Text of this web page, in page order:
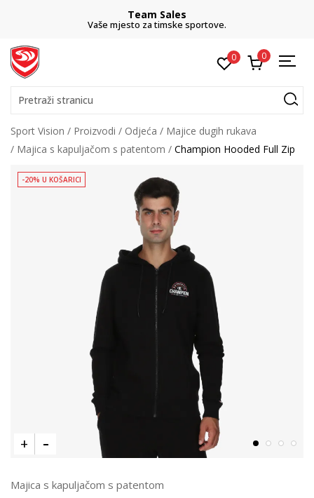
Team Sales
Vaše mjesto za timske sportove.
0 0
Pretraži stranicu
Sport Vision Proizvodi Odjeća
Majice dugih rukava
Majica s kapuljačom s patentom
Champion Hooded Full Zip
-20% U KOŠARICI
Majica s kapuljačom s patentom